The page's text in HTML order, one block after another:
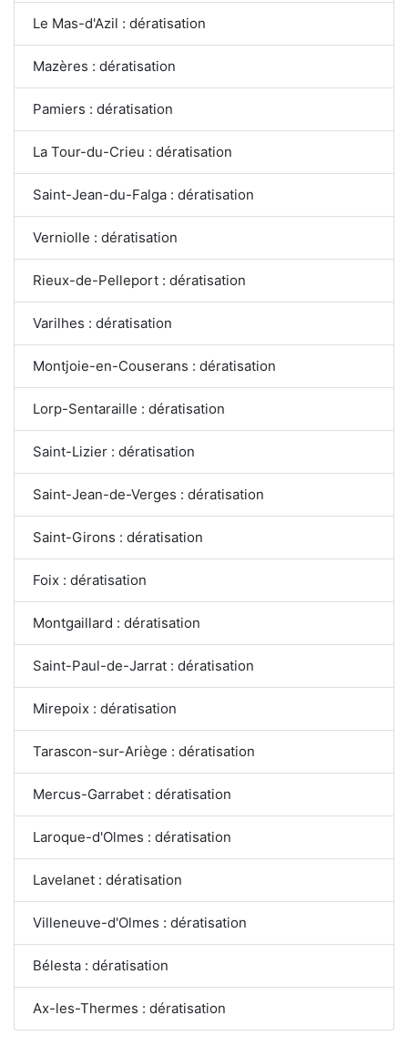
Le Mas-d'Azil : dératisation
Mazères : dératisation
Pamiers : dératisation
La Tour-du-Crieu : dératisation
Saint-Jean-du-Falga : dératisation
Verniolle : dératisation
Rieux-de-Pelleport : dératisation
Varilhes : dératisation
Montjoie-en-Couserans : dératisation
Lorp-Sentaraille : dératisation
Saint-Lizier : dératisation
Saint-Jean-de-Verges : dératisation
Saint-Girons : dératisation
Foix : dératisation
Montgaillard : dératisation
Saint-Paul-de-Jarrat : dératisation
Mirepoix : dératisation
Tarascon-sur-Ariège : dératisation
Mercus-Garrabet : dératisation
Laroque-d'Olmes : dératisation
Lavelanet : dératisation
Villeneuve-d'Olmes : dératisation
Bélesta : dératisation
Ax-les-Thermes : dératisation